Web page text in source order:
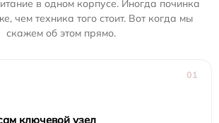
в одном корпусе. Иногда починка
чем техника того стоит. Вот когда мы
скажем об этом прямо.
01
ключевой узел